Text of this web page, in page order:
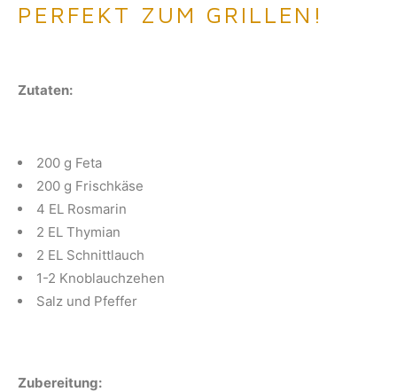
PERFEKT ZUM GRILLEN!
Zutaten:
200 g Feta
200 g Frischkäse
4 EL Rosmarin
2 EL Thymian
2 EL Schnittlauch
1-2 Knoblauchzehen
Salz und Pfeffer
Zubereitung: